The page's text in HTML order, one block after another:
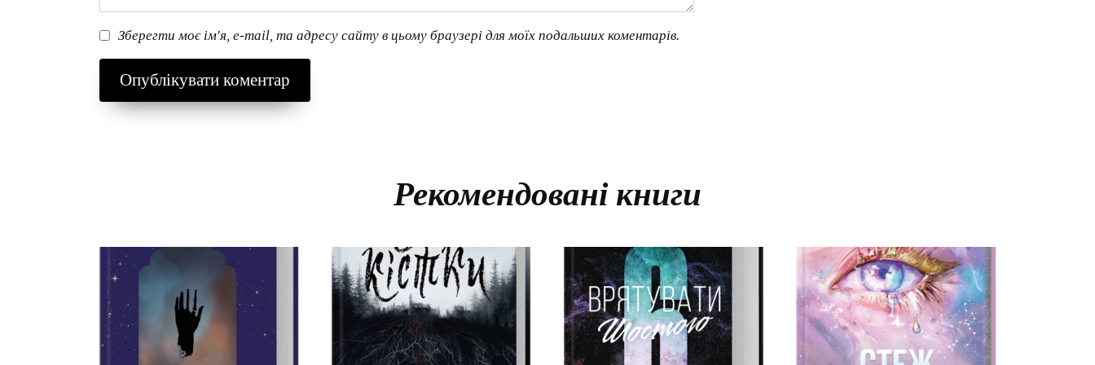
Зберегти моє ім'я, e-mail, та адресу сайту в цьому браузері для моїх подальших коментарів.
Рекомендовані книги